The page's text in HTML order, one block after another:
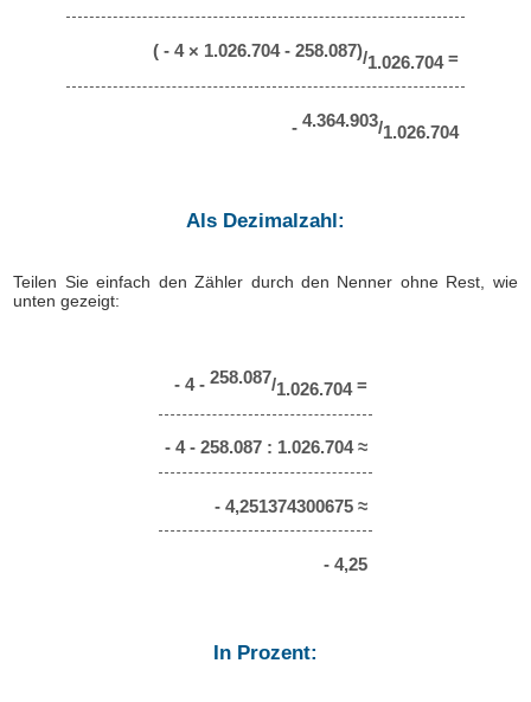
( - 4 × 1.026.704 - 258.087)/1.026.704 =
- 4.364.903/1.026.704
Als Dezimalzahl:
Teilen Sie einfach den Zähler durch den Nenner ohne Rest, wie
unten gezeigt:
- 4 - 258.087/1.026.704 =
- 4 - 258.087 : 1.026.704 ≈
- 4,251374300675 ≈
- 4,25
In Prozent: